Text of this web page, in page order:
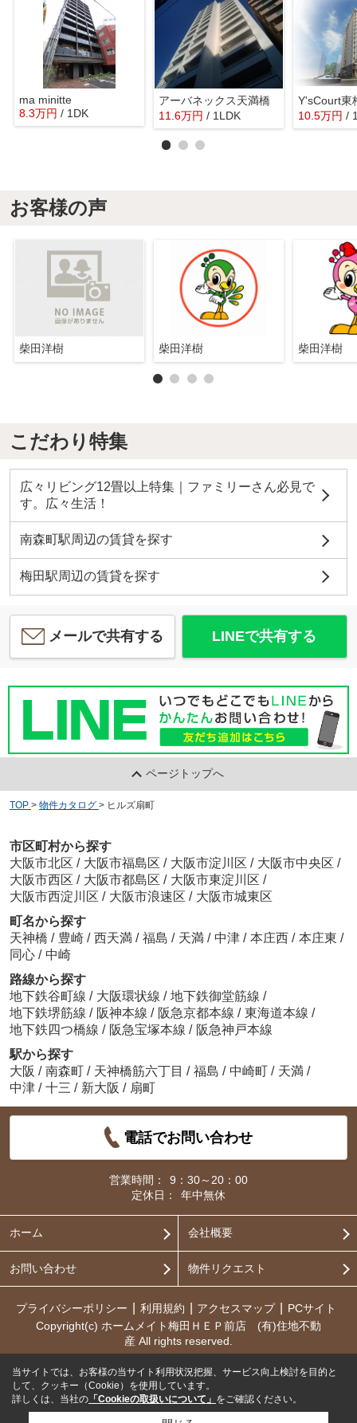
ma minitte
8.3万円 / 1DK
アーバネックス天満橋
11.6万円 / 1LDK
Y'sCourt東
10.5万円 /
お客様の声
柴田洋樹 柴田洋樹 柴田洋樹
こだわり特集
広々リビング12畳以上特集｜ファミリーさん必見で
す。広々生活！
南森町駅周辺の賃貸を探す
梅田駅周辺の賃貸を探す
メールで共有する LINEで共有する
ページトップへ
TOP > 物件カタログ > ヒルズ扇町
市区町村から探す
大阪市北区 / 大阪市福島区 / 大阪市淀川区 / 大阪市中央区 /
大阪市西区 / 大阪市都島区 / 大阪市東淀川区 /
大阪市西淀川区 / 大阪市浪速区 / 大阪市城東区
町名から探す
天神橋 / 豊崎 / 西天満 / 福島 / 天満 / 中津 / 本庄西 / 本庄東 /
同心 / 中崎
路線から探す
地下鉄谷町線 / 大阪環状線 / 地下鉄御堂筋線 /
地下鉄堺筋線 / 阪神本線 / 阪急京都本線 / 東海道本線 /
地下鉄四つ橋線 / 阪急宝塚本線 / 阪急神戸本線
駅から探す
大阪 / 南森町 / 天神橋筋六丁目 / 福島 / 中崎町 / 天満 /
中津 / 十三 / 新大阪 / 扇町
電話でお問い合わせ
営業時間：
9：30～20：00
定休日：
年中無休
ホーム 会社概要
お問い合わせ 物件リクエスト
プライバシーポリシー 利用規約 アクセスマップ
PCサイト
Copyright(c) ホームメイト梅田ＨＥＰ前店 (有)住地不動
産 All rights reserved.
当サイトでは、お客様の当サイト利用状況把握、サービス向上検討を目的と
して、クッキー（Cookie）を使用しています。
詳しくは、当社の 「Cookieの取扱いについて」 をご確認ください。